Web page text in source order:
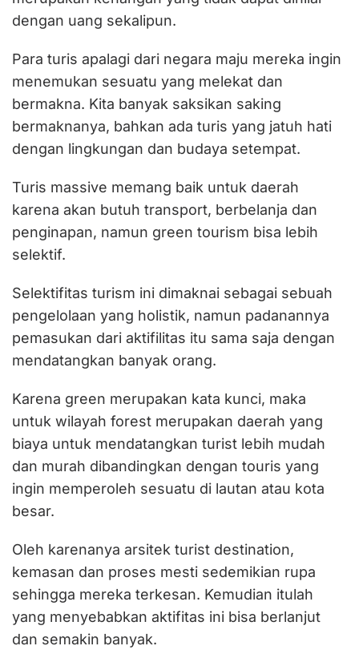
dengan uang sekalipun.
Para turis apalagi dari negara maju mereka ingin
menemukan sesuatu yang melekat dan
bermakna. Kita banyak saksikan saking
bermaknanya, bahkan ada turis yang jatuh hati
dengan lingkungan dan budaya setempat.
Turis massive memang baik untuk daerah
karena akan butuh transport, berbelanja dan
penginapan, namun green tourism bisa lebih
selektif.
Selektifitas turism ini dimaknai sebagai sebuah
pengelolaan yang holistik, namun padanannya
pemasukan dari aktifilitas itu sama saja dengan
mendatangkan banyak orang.
Karena green merupakan kata kunci, maka
untuk wilayah forest merupakan daerah yang
biaya untuk mendatangkan turist lebih mudah
dan murah dibandingkan dengan touris yang
ingin memperoleh sesuatu di lautan atau kota
besar.
Oleh karenanya arsitek turist destination,
kemasan dan proses mesti sedemikian rupa
sehingga mereka terkesan. Kemudian itulah
yang menyebabkan aktifitas ini bisa berlanjut
dan semakin banyak.